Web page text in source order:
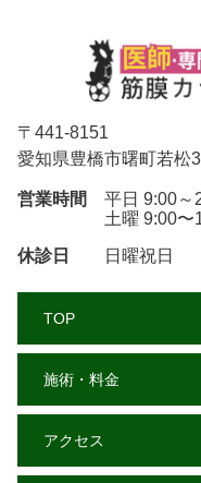
〒 441-8151
愛知県豊橋市曙町若松
営業時間
平日 9:00～
土曜 9:00〜
休診日
日曜祝日
TOP
施術・料金
アクセス